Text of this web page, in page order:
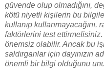
güvende olup olmadığını,
kötü niyetli kişilerin bu
kullanıp kullanmayacağını,
faktörlerini test
önemsiz olabilir. Ancak bu
saldırganlar için dayınızın
önemli bir bilgi olduğunu